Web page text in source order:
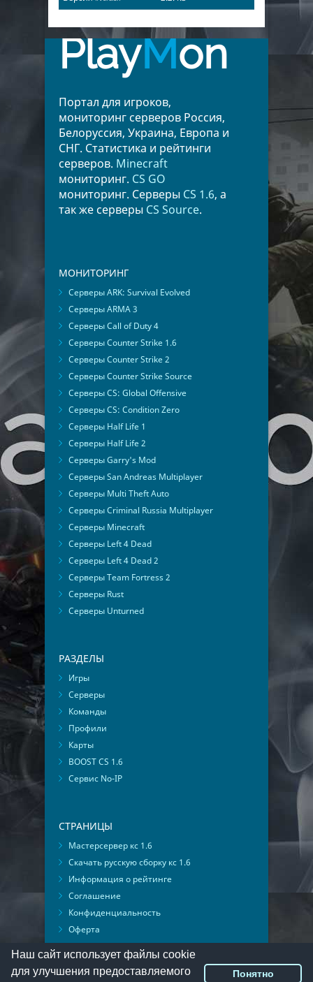
PlayMon
Портал для игроков,
мониторинг серверов Россия,
Белоруссия, Украина, Европа и
СНГ. Статистика и рейтинги
серверов. Minecraft
мониторинг. CS GO
мониторинг. Серверы CS 1.6, а
так же серверы CS Source.
МОНИТОРИНГ
Серверы ARK: Survival Evolved
Серверы ARMA 3
Серверы Call of Duty 4
Серверы Counter Strike 1.6
Серверы Counter Strike 2
Серверы Counter Strike Source
Серверы CS: Global Offensive
Серверы CS: Condition Zero
Серверы Half Life 1
Серверы Half Life 2
Серверы Garry's Mod
Серверы San Andreas Multiplayer
Серверы Multi Theft Auto
Серверы Criminal Russia Multiplayer
Серверы Minecraft
Серверы Left 4 Dead
Серверы Left 4 Dead 2
Серверы Team Fortress 2
Серверы Rust
Серверы Unturned
РАЗДЕЛЫ
Игры
Серверы
Команды
Профили
Карты
BOOST CS 1.6
Сервис No-IP
СТРАНИЦЫ
Мастерсервер кс 1.6
Скачать русскую сборку кс 1.6
Информация о рейтинге
Соглашение
Конфиденциальность
Оферта
Мониторинг ВКонтакте
Наш сайт использует файлы cookie
для улучшения предоставляемого
Понятно